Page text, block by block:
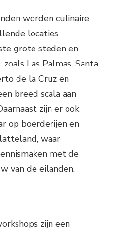
worden culinaire
locaties
grote steden en
Las Palmas, Santa
de la Cruz en
breed scala aan
zijn er ook
op boerderijen en
waar
met de
van de eilanden.
zijn een